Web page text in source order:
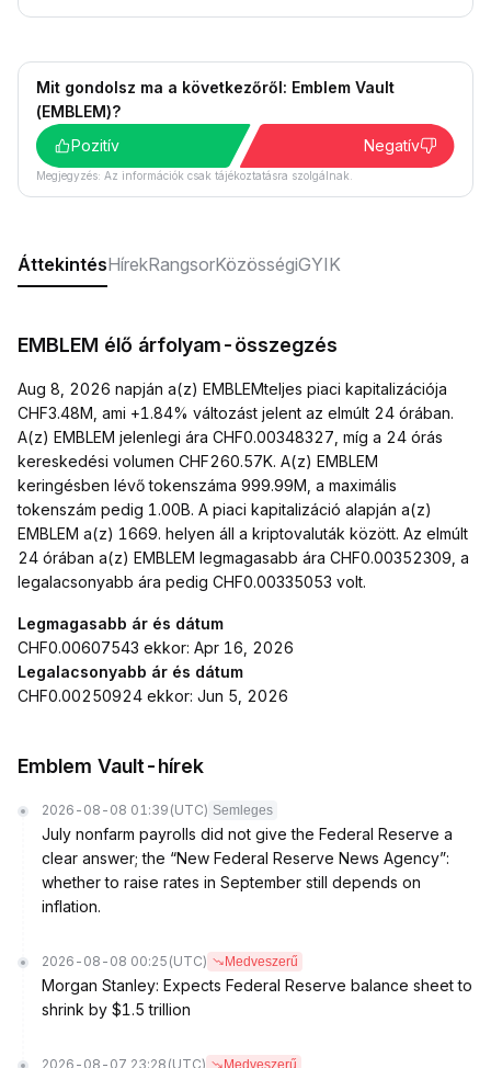
Mit gondolsz ma a következőről: Emblem Vault
(EMBLEM)?
Pozitív
Negatív
Megjegyzés: Az információk csak tájékoztatásra szolgálnak.
ÁttekintésHírekRangsorKözösségiGYIK
EMBLEM élő árfolyam-összegzés
Aug 8, 2026 napján a(z) EMBLEMteljes piaci kapitalizációja
CHF3.48M, ami +1.84% változást jelent az elmúlt 24 órában.
A(z) EMBLEM jelenlegi ára CHF0.00348327, míg a 24 órás
kereskedési volumen CHF260.57K. A(z) EMBLEM
keringésben lévő tokenszáma 999.99M, a maximális
tokenszám pedig 1.00B. A piaci kapitalizáció alapján a(z)
EMBLEM a(z) 1669. helyen áll a kriptovaluták között. Az elmúlt
24 órában a(z) EMBLEM legmagasabb ára CHF0.00352309, a
legalacsonyabb ára pedig CHF0.00335053 volt.
Legmagasabb ár és dátum
CHF0.00607543 ekkor: Apr 16, 2026
Legalacsonyabb ár és dátum
CHF0.00250924 ekkor: Jun 5, 2026
Emblem Vault-hírek
2026-08-08 01:39 (UTC) Semleges
July nonfarm payrolls did not give the Federal Reserve a
clear answer; the “New Federal Reserve News Agency”:
whether to raise rates in September still depends on
inflation.
2026-08-08 00:25 (UTC) Medveszerű
Morgan Stanley: Expects Federal Reserve balance sheet to
shrink by $1.5 trillion
2026-08-07 23:28 (UTC) Medveszerű